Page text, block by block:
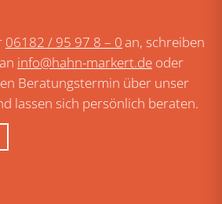
06182 / 95 97 8 – 0an, schreiben
info@hahn-markert.de oder
Beratungstermin über unser
lassen sich persönlich beraten.